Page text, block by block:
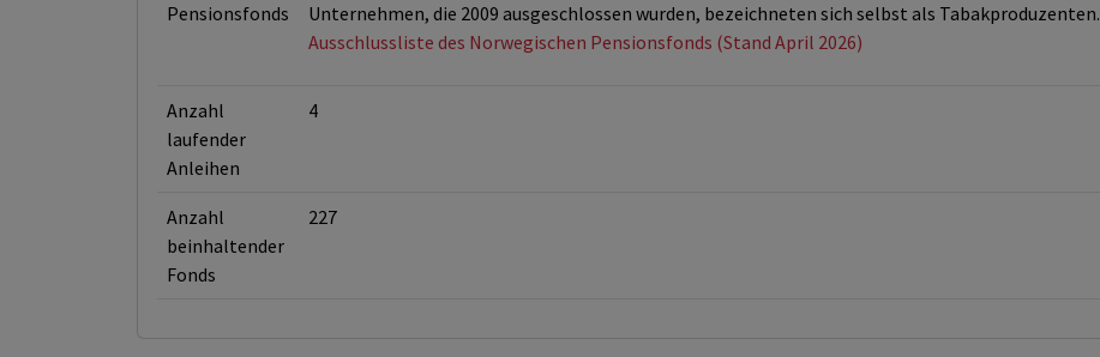
Pensionsfonds
Unternehmen, die 2009 ausgeschlossen wurden, bezeichneten sich selbst als Tabakproduzenten.
Ausschlussliste des Norwegischen Pensionsfonds (Stand April 2026)
Anzahl
laufender
Anleihen
4
Anzahl
beinhaltender
Fonds
227